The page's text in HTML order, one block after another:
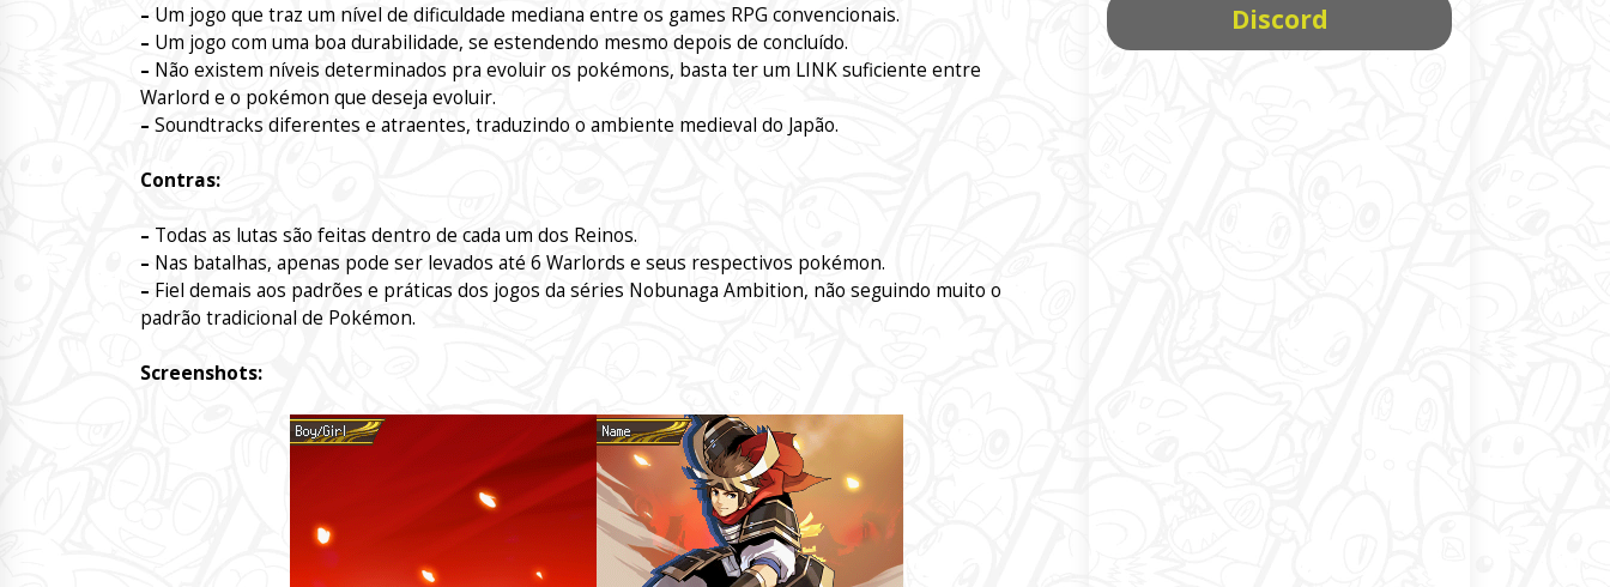
– Um jogo que traz um nível de dificuldade mediana entre os games RPG convencionais.
– Um jogo com uma boa durabilidade, se estendendo mesmo depois de concluído.
– Não existem níveis determinados pra evoluir os pokémons, basta ter um LINK suficiente entre
Warlord e o pokémon que deseja evoluir.
– Soundtracks diferentes e atraentes, traduzindo o ambiente medieval do Japão.
Contras:
– Todas as lutas são feitas dentro de cada um dos Reinos.
– Nas batalhas, apenas pode ser levados até 6 Warlords e seus respectivos pokémon.
– Fiel demais aos padrões e práticas dos jogos da séries Nobunaga Ambition, não seguindo muito o
padrão tradicional de Pokémon.
Screenshots:
Discord